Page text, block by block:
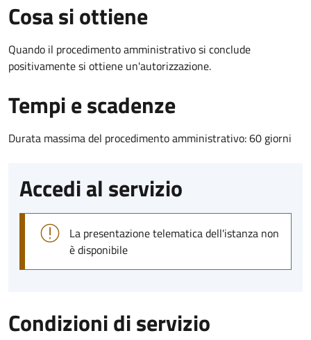
Cosa si ottiene
Quando il procedimento amministrativo si conclude
positivamente si ottiene un'autorizzazione.
Tempi e scadenze
Durata massima del procedimento amministrativo: 60 giorni
Accedi al servizio
La presentazione telematica dell'istanza non
è disponibile
Condizioni di servizio